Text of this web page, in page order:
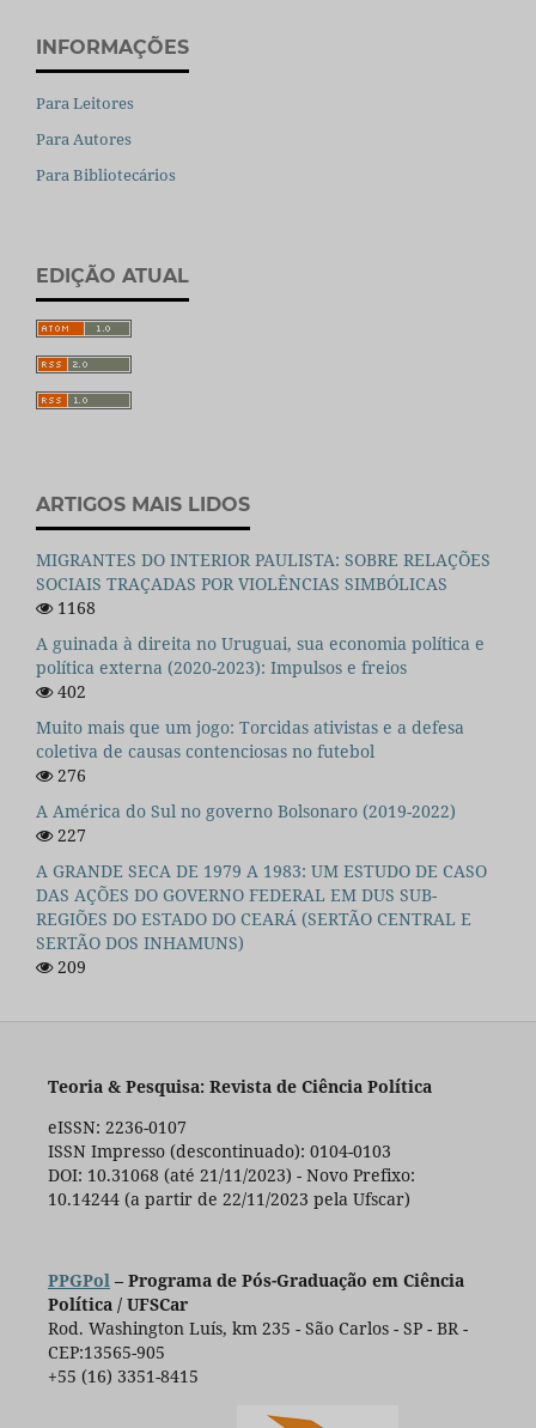
INFORMAÇÕES
Para Leitores
Para Autores
Para Bibliotecários
EDIÇÃO ATUAL
ARTIGOS MAIS LIDOS
MIGRANTES DO INTERIOR PAULISTA: SOBRE RELAÇÕES
SOCIAIS TRAÇADAS POR VIOLÊNCIAS SIMBÓLICAS
1168
A guinada à direita no Uruguai, sua economia política e
política externa (2020-2023): Impulsos e freios
402
Muito mais que um jogo: Torcidas ativistas e a defesa
coletiva de causas contenciosas no futebol
276
A América do Sul no governo Bolsonaro (2019-2022)
227
A GRANDE SECA DE 1979 A 1983: UM ESTUDO DE CASO
DAS AÇÕES DO GOVERNO FEDERAL EM DUS SUB-
REGIÕES DO ESTADO DO CEARÁ (SERTÃO CENTRAL E
SERTÃO DOS INHAMUNS)
209
Teoria & Pesquisa: Revista de Ciência Política
eISSN: 2236-0107
ISSN Impresso (descontinuado): 0104-0103
DOI: 10.31068 (até 21/11/2023) - Novo Prefixo:
10.14244 (a partir de 22/11/2023 pela Ufscar)
PPGPol– Programa de Pós-Graduação em Ciência
Política / UFSCar
Rod. Washington Luís, km 235 - São Carlos - SP - BR -
CEP:13565-905
+55 (16) 3351-8415